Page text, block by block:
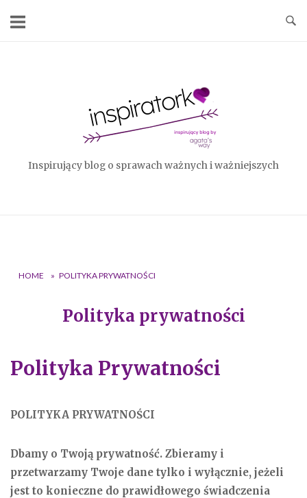
Inspirujący blog o sprawach ważnych i ważniejszych
HOME » POLITYKA PRYWATNOŚCI
Polityka prywatności
Polityka Prywatności
POLITYKA PRYWATNOŚCI
Dbamy o Twoją prywatność. Zbieramy i
przetwarzamy Twoje dane tylko i wyłącznie, jeżeli
jest to konieczne do prawidłowego świadczenia